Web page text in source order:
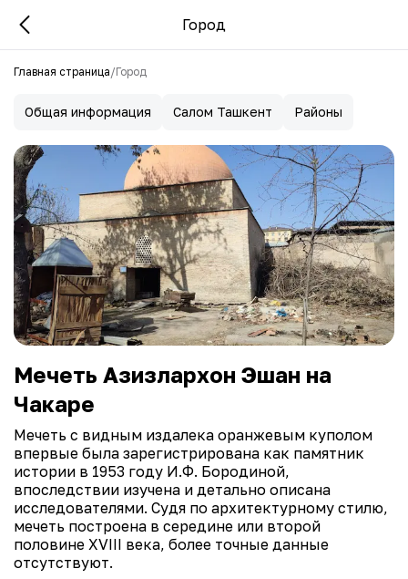
Город
Главная страница/Город
Общая информация Салом Ташкент Районы
Мечеть Азизлархон Эшан на
Чакаре
Мечеть с видным издалека оранжевым куполом
впервые была зарегистрирована как памятник
истории в 1953 году И.Ф. Бородиной,
впоследствии изучена и детально описана
исследователями. Судя по архитектурному стилю,
мечеть построена в середине или второй
половине XVIII века, более точные данные
отсутствуют.